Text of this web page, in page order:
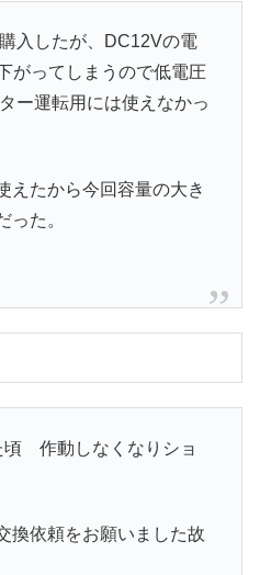
入したが、DC12Vの電
がってしまうので低電圧
ー運転用には使えなかっ
えたから今回容量の大き
った。
頃 作動しなくなりショ
換依頼をお願いました故